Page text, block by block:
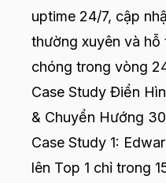
uptime 24/7, cập
thường xuyên và hỗ
chóng trong vòng
Case Study Điển
& Chuyển Hướng
Case Study 1:
lên Top 1 chỉ trong